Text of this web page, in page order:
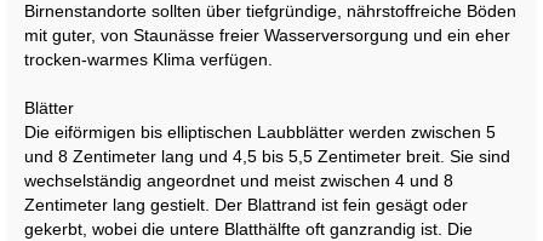
Birnenstandorte sollten über tiefgründige, nährstoffreiche Böden
mit guter, von Staunässe freier Wasserversorgung und ein eher
trocken-warmes Klima verfügen.
Blätter
Die eiförmigen bis elliptischen Laubblätter werden zwischen 5
und 8 Zentimeter lang und 4,5 bis 5,5 Zentimeter breit. Sie sind
wechselständig angeordnet und meist zwischen 4 und 8
Zentimeter lang gestielt. Der Blattrand ist fein gesägt oder
gekerbt, wobei die untere Blatthälfte oft ganzrandig ist. Die